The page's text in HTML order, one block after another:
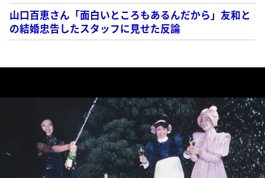
山口百恵さん「面白いところもあるんだから」友和と
の結婚忠告したスタッフに見せた反論